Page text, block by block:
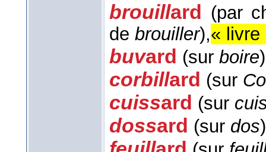
brouillard
(par
de brouiller),« livre
buvard (sur boire
corbillard (sur
cuissard (sur
dossard (sur dos